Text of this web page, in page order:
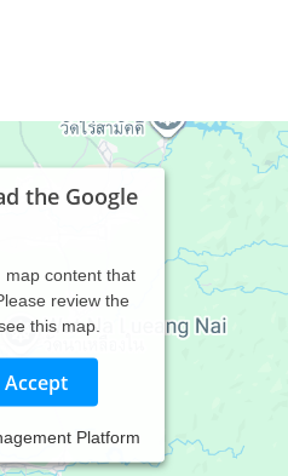
the Google
map content that
review the
this map.
Accept
Platform